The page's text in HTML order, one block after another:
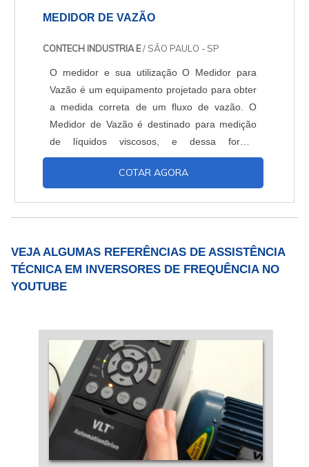
MEDIDOR DE VAZÃO
CONTECH INDUSTRIA E/ SÃO PAULO - SP
O medidor e sua utilização O Medidor para
Vazão é um equipamento projetado para obter
a medida correta de um fluxo de vazão. O
Medidor de Vazão é destinado para medição
de líquidos viscosos, e dessa forma,
proporcionam uma fantástica resposta para as
medições de graxas, óleos lubrificantes, e
saída através dos espaços entre....
COTAR AGORA
VEJA ALGUMAS REFERÊNCIAS DE ASSISTÊNCIA
TÉCNICA EM INVERSORES DE FREQUÊNCIA NO
YOUTUBE